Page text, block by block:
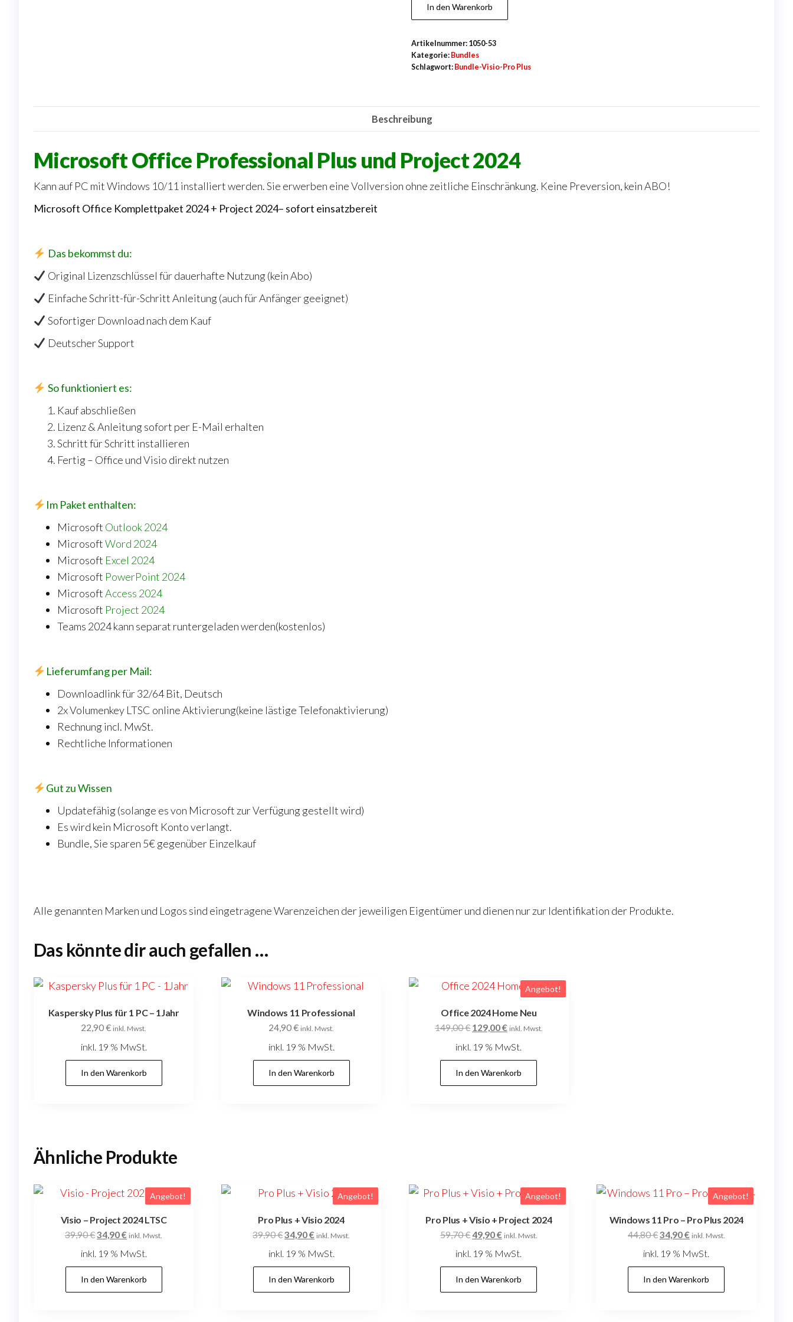
Plus
Project
2024
In den Warenkorb
Artikelnummer: 1050-53
Kategorie: Bundles
Schlagwort: Bundle-Visio-Pro Plus
Beschreibung
Microsoft Office Professional Plus und Project 2024
Kann auf PC mit Windows 10/11 installiert werden. Sie erwerben eine Vollversion ohne zeitliche Einschränkung. Keine Preversion, kein ABO!
Microsoft Office Komplettpaket 2024 + Project 2024– sofort einsatzbereit
Das bekommst du:
Original Lizenzschlüssel für dauerhafte Nutzung (kein Abo)
Einfache Schritt-für-Schritt Anleitung (auch für Anfänger geeignet)
Sofortiger Download nach dem Kauf
Deutscher Support
So funktioniert es:
Kauf abschließen
Lizenz & Anleitung sofort per E-Mail erhalten
Schritt für Schritt installieren
Fertig – Office und Visio direkt nutzen
Im Paket enthalten:
Microsoft Outlook 2024
MicrosoftWord 2024
Microsoft Excel 2024
Microsoft PowerPoint 2024
MicrosoftAccess 2024
Microsoft Project 2024
Teams 2024 kann separat runtergeladen werden(kostenlos)
Lieferumfang per Mail:
Downloadlink für 32/64 Bit, Deutsch
2x Volumenkey LTSC online Aktivierung(keine lästige Telefonaktivierung)
Rechnung incl. MwSt.
Rechtliche Informationen
Gut zu Wissen
Updatefähig (solange es von Microsoft zur Verfügung gestellt wird)
Es wird kein Microsoft Konto verlangt.
Bundle, Sie sparen 5€ gegenüber Einzelkauf
Alle genannten Marken und Logos sind eingetragene Warenzeichen der jeweiligen Eigentümer und dienen nur zur Identifikation der Produkte.
Das könnte dir auch gefallen …
Kaspersky Plus für 1 PC – 1Jahr
22,90€ inkl. Mwst.
inkl. 19 % MwSt.
In den Warenkorb
Windows 11 Professional
24,90€ inkl. Mwst.
inkl. 19 % MwSt.
In den Warenkorb
Angebot!
Office 2024 Home Neu
149,00€ Ursprünglicher
149,00 €
129,00€Aktueller
129,00 €.
inkl. Mwst.
inkl. 19 % MwSt.
In den Warenkorb
Ähnliche Produkte
Angebot!
Visio – Project 2024 LTSC
39,90€Ursprünglicher
Preis
39,90 €
34,90€ Aktueller
Preis
34,90 €.
inkl. Mwst.
inkl. 19 % MwSt.
In den Warenkorb
Angebot!
Pro Plus + Visio 2024
39,90€Ursprünglicher
Preis
39,90 €
34,90€ Aktueller
Preis
34,90 €.
inkl. Mwst.
inkl. 19 % MwSt.
In den Warenkorb
Angebot!
Pro Plus + Visio + Project 2024
59,70€Ursprünglicher
Preis
59,70 €
49,90€Aktueller
Preis
49,90 €.
inkl. Mwst.
inkl. 19 % MwSt.
In den Warenkorb
Angebot!
Windows 11 Pro – Pro Plus 2024
44,80€Ursprünglicher
Preis
44,80 €
34,90€Aktueller
Preis
34,90 €.
inkl. Mwst.
inkl. 19 % MwSt.
In den Warenkorb